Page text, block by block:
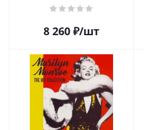
8 260 ₽/шт